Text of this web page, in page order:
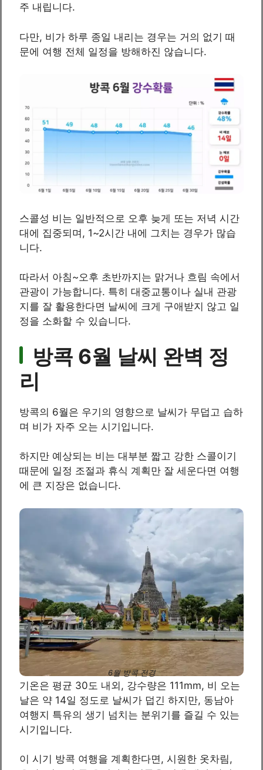
주 내립니다.
다만, 비가 하루 종일 내리는 경우는 거의 없기 때
문에 여행 전체 일정을 방해하진 않습니다.
스콜성 비는 일반적으로 오후 늦게 또는 저녁 시간
대에 집중되며, 1~2시간 내에 그치는 경우가 많습
니다.
따라서 아침~오후 초반까지는 맑거나 흐림 속에서
관광이 가능합니다. 특히 대중교통이나 실내 관광
지를 잘 활용한다면 날씨에 크게 구애받지 않고 일
정을 소화할 수 있습니다.
방콕 6월 날씨 완벽 정
리
방콕의 6월은 우기의 영향으로 날씨가 무덥고 습하
며 비가 자주 오는 시기입니다.
하지만 예상되는 비는 대부분 짧고 강한 스콜이기
때문에 일정 조절과 휴식 계획만 잘 세운다면 여행
에 큰 지장은 없습니다.
6월 방콕 전경
기온은 평균 30도 내외, 강수량은 111mm, 비 오는
날은 약 14일 정도로 날씨가 덥긴 하지만, 동남아
여행지 특유의 생기 넘치는 분위기를 즐길 수 있는
시기입니다.
이 시기 방콕 여행을 계획한다면, 시원한 옷차림,